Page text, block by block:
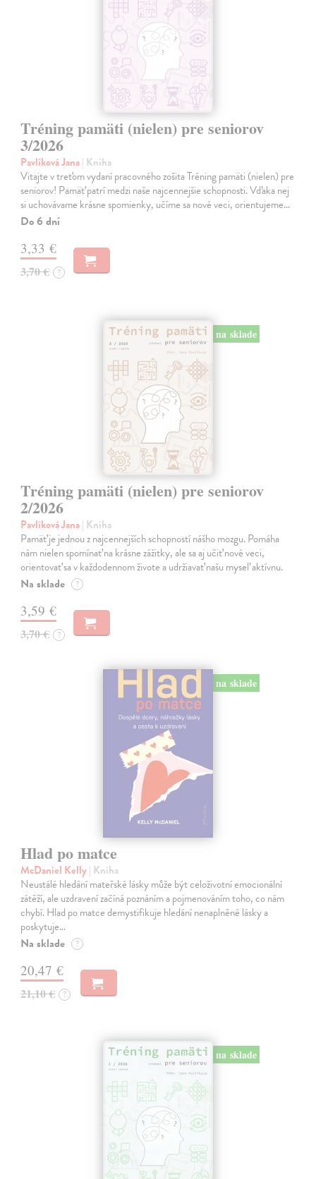
Tréning pamäti (nielen) pre seniorov
3/2026
Pavlíková Jana| Kniha
Vitajte v treťom vydaní pracovného zošita Tréning pamäti (nielen) pre
seniorov! Pamäť patrí medzi naše najcennejšie schopnosti. Vďaka nej
si uchovávame krásne spomienky, učíme sa nové veci, orientujeme…
Do 6 dní
3,33 €
3,70 € ?
na sklade
Tréning pamäti (nielen) pre seniorov
2/2026
Pavlíková Jana| Kniha
Pamäť je jednou z najcennejších schopností nášho mozgu. Pomáha
nám nielen spomínať na krásne zážitky, ale sa aj učiť nové veci,
orientovať sa v každodennom živote a udržiavať našu myseľ aktívnu.
Na sklade ?
3,59 €
3,70 € ?
na sklade
Hlad po matce
McDaniel Kelly| Kniha
Neustálé hledání mateřské lásky může být celoživotní emocionální
zátěží, ale uzdravení začíná poznáním a pojmenováním toho, co nám
chybí. Hlad po matce demystifikuje hledání nenaplněné lásky a
poskytuje…
Na sklade ?
20,47 €
21,10 € ?
na sklade